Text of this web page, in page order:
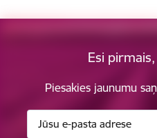
Esi
Piesakies jaunumu